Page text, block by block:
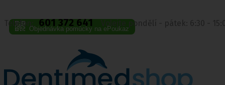
Telefon: 601 372 641 Volejte pondělí - pátek: 6:30 -
Objednávka pomůcky na ePoukaz